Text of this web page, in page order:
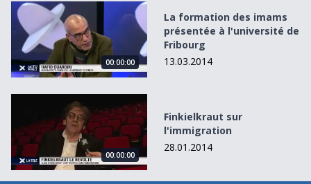
La formation des imams présentée à l&#039;université
00:00:00
La formation des imams
présentée à l'université de
Fribourg
13.03.2014
Finkielkraut sur l&#039;immigration
00:00:00
Finkielkraut sur
l'immigration
28.01.2014